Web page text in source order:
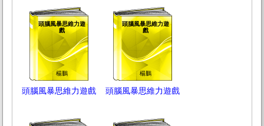
頭腦風暴思維力遊
戲
楊鵬
頭腦風暴思維力遊戲
頭腦風暴思維力遊
戲
楊鵬
頭腦風暴思維力遊戲